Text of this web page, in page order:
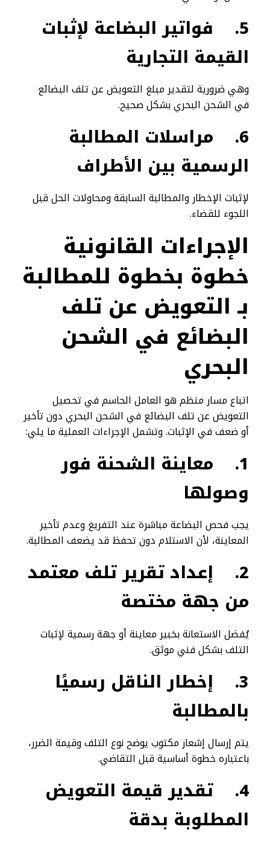
5.
فواتير البضاعة لإثبات
القيمة التجارية
وهي ضرورية لتقدير مبلغ التعويض عن تلف البضائع
في الشحن البحري بشكل صحيح.
6.
مراسلات المطالبة
الرسمية بين الأطراف
لإثبات الإخطار والمطالبة السابقة ومحاولات الحل قبل
اللجوء للقضاء.
الإجراءات القانونية
خطوة بخطوة للمطالبة
بـ التعويض عن تلف
البضائع في الشحن
البحري
اتباع مسار منظم هو العامل الحاسم في تحصيل
التعويض عن تلف البضائع في الشحن البحري دون تأخير
أو ضعف في الإثبات. وتشمل الإجراءات العملية ما يلي:
1.
معاينة الشحنة فور
وصولها
يجب فحص البضاعة مباشرة عند التفريغ وعدم تأخير
المعاينة، لأن الاستلام دون تحفظ قد يضعف المطالبة.
2.
إعداد تقرير تلف معتمد
من جهة مختصة
يُفضل الاستعانة بخبير معاينة أو جهة رسمية لإثبات
التلف بشكل فني موثق.
3.
إخطار الناقل رسميًا
بالمطالبة
يتم إرسال إشعار مكتوب يوضح نوع التلف وقيمة الضرر،
باعتباره خطوة أساسية قبل التقاضي.
4.
تقدير قيمة التعويض
المطلوبة بدقة